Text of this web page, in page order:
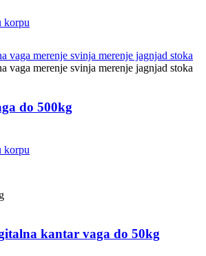
količina
korpu
do 500kg
500kg količina
korpu
kantar vaga do 50kg